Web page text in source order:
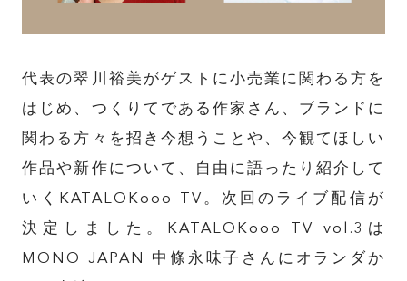
代表の翠川裕美がゲストに小売業に関わる方を
はじめ、つくりてである作家さん、ブランドに
関わる方々を招き今想うことや、今観てほしい
作品や新作について、自由に語ったり紹介して
いく KATALOKooo TV。次回のライブ配信が
決定しました。KATALOKooo TV vol.3は
MONO JAPAN 中條永味子さんにオランダか